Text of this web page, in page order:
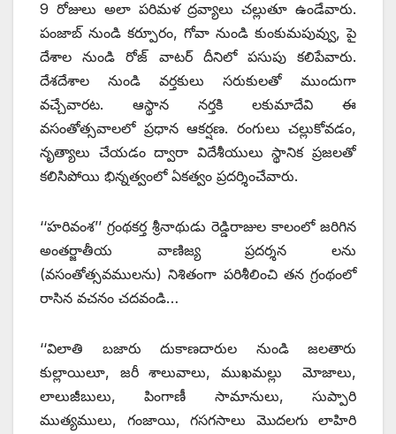
9 రోజులు అలా పరిమళ ద్రవ్యాలు చల్లుతూ ఉండేవారు.
పంజాబ్‌ ‌నుండి కర్పూరం, గోవా నుండి కుంకుమపువ్వు, పై
దేశాల నుండి రోజ్‌ ‌వాటర్‌ ‌దీనిలో పసుపు కలిపేవారు.
దేశదేశాల నుండి వర్తకులు సరుకులతో ముందుగా
వచ్చేవారట. ఆస్థాన నర్తకి లకుమాదేవి ఈ
వసంతోత్సవాలలో ప్రధాన ఆకర్షణ. రంగులు చల్లుకోవడం,
నృత్యాలు చేయడం ద్వారా విదేశీయులు స్థానిక ప్రజలతో
కలిసిపోయి భిన్నత్వంలో ఏకత్వం ప్రదర్శించేవారు.
‘‘హరివంశ’’ గ్రంథకర్త శ్రీనాథుడు రెడ్డిరాజుల కాలంలో జరిగిన
అంతర్జాతీయ వాణిజ్య ప్రదర్శన లను
(వసంతోత్సవములను) నిశితంగా పరిశీలించి తన గ్రంథంలో
రాసిన వచనం చదవండి…
‘‘విలాతి బజారు దుకాణదారుల నుండి జలతారు
కుల్లాయిలూ, జరీ శాలువాలు, ముఖమల్లు మోజాలు,
లాలుజీబులు, పింగాణీ సామానులు, సుప్పారి
ముత్యములు, గంజాయి, గసగసాలు మొదలగు లాహిరి